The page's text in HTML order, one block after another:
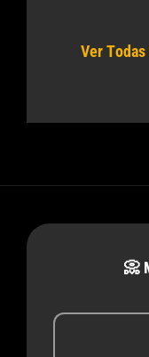
Ver Todas
📀